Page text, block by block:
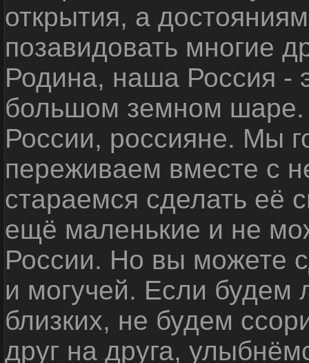
открытия, а
позавидовать многие
Родина, наша Россия -
большом земном
России, россияне. Мы
переживаем вместе с
стараемся сделать её
ещё маленькие и не
России. Но вы можете
и могучей. Если будем
близких, не будем
друг на друга,